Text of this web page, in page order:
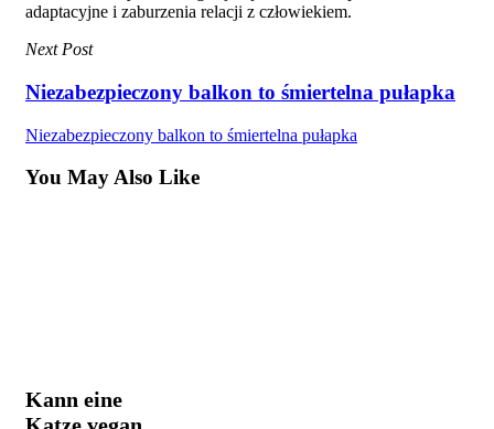
adaptacyjne i zaburzenia relacji z człowiekiem.
Next Post
Niezabezpieczony balkon to śmiertelna pułapka
Niezabezpieczony balkon to śmiertelna pułapka
You May Also Like
vegan
leben?
Kann eine